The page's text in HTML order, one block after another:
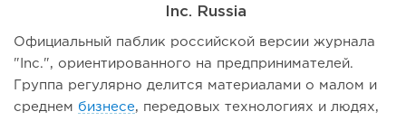
Inc. Russia
Официальный паблик российской версии журнала
"Inc.", ориентированного на предпринимателей.
Группа регулярно делится материалами о малом и
среднем бизнесе, передовых технологиях и людях,